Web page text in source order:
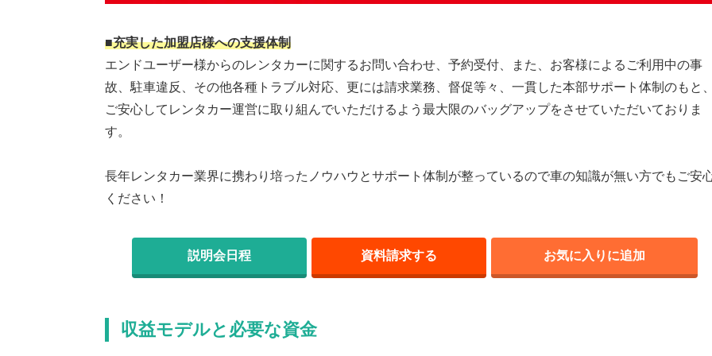
■充実した加盟店様への支援体制
エンドユーザー様からのレンタカーに関するお問い合わせ、予約受付、また、お客様によるご利用中の事
故、駐車違反、その他各種トラブル対応、更には請求業務、督促等々、一貫した本部サポート体制のもと
ご安心してレンタカー運営に取り組んでいただけるよう最大限のバッグアップをさせていただいておりま
す。
長年レンタカー業界に携わり培ったノウハウとサポート体制が整っているので車の知識が無い方でもご安
ください！
説明会日程 資料請求する お気に入りに追加
収益モデルと必要な資金